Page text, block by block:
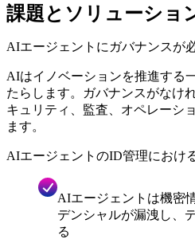
課題とソリューショ
AIエージェントにガバナンスが
AIはイノベーションを推進する
たらします。ガバナンスがなけ
キュリティ、監査、オペレーシ
ます。
AIエージェントのID管理におけ
AIエージェントは機密
デンシャルが漏洩し、
る